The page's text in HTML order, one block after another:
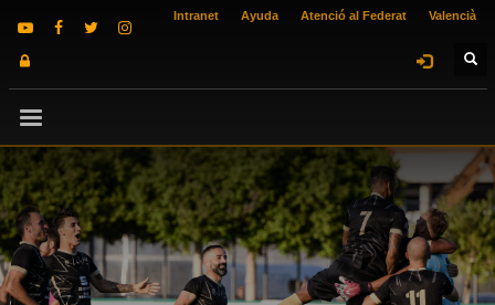
Intranet Ayuda Atenció al Federat Valencià